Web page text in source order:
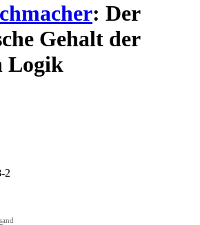
: Der
Gehalt der
Logik
2